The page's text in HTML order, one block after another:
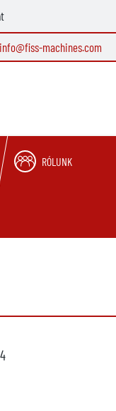
info@fiss-machines.com
RÓLUNK